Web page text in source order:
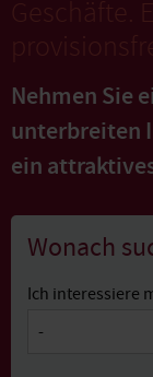
Geschäfte.
Nehmen Sie
unterbreiten
ein
Wonach
Ich interessiere